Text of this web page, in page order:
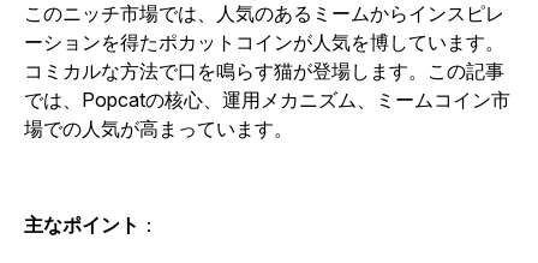
このニッチ市場では、人気のあるミームからインスピレ
ーションを得たポカットコインが人気を博しています。
コミカルな方法で口を鳴らす猫が登場します。この記事
では、Popcatの核心、運用メカニズム、ミームコイン市
場での人気が高まっています。
主なポイント ：